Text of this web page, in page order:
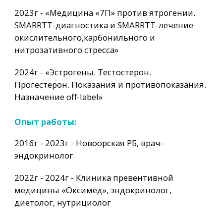
2023г - «Медицина «7П» против ятрогении.
SMARRTT-диагностика и SMARRTT-лечение
окислительного,карбонильного и
нитрозативного стресса»
2024г - «Эстрогены. Тестостерон.
Прогестерон. Показания и противопоказания.
Назначение off-label»
Опыт работы:
2016г - 2023г - Новоорская РБ, врач-
эндокринолог
2022г - 2024г - Клиника превентивной
медицины «Оксимед», эндокринолог,
диетолог, нутрициолог